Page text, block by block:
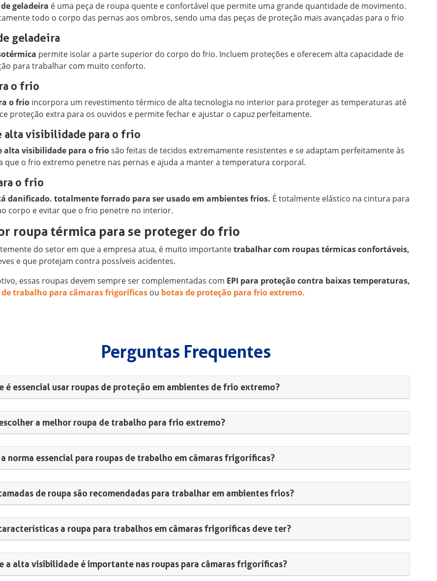
geladeira é uma peça de roupa quente e confortável que permite uma grande quantidade de movimento.
todo o corpo das pernas aos ombros, sendo uma das peças de proteção mais avançadas para o frio
geladeira
permite isolar a parte superior do corpo do frio. Incluem proteções e oferecem alta capacidade de
para trabalhar com muito conforto.
o frio
o frioincorpora um revestimento térmico de alta tecnologia no interior para proteger as temperaturas até
proteção extra para os ouvidos e permite fechar e ajustar o capuz perfeitamente.
alta visibilidade para o frio
alta visibilidade para o friosão feitas de tecidos extremamente resistentes e se adaptam perfeitamente às
que o frio extremo penetre nas pernas e ajuda a manter a temperatura corporal.
o frio
danificado. totalmente forrado para ser usado em ambientes frios. É totalmente elástico na cintura para
corpo e evitar que o frio penetre no interior.
roupa térmica para se proteger do frio
do setor em que a empresa atua, é muito importantetrabalhar com roupas térmicas confortáveis,
e que protejam contra possíveis acidentes.
essas roupas devem sempre ser complementadas com EPI para proteção contra baixas temperaturas,
trabalho para câmaras frigoríficasou botas de proteção para frio extremo.
Perguntas Frequentes
é essencial usar roupas de proteção em ambientes de frio extremo?
a melhor roupa de trabalho para frio extremo?
a norma essencial para roupas de trabalho em câmaras frigoríficas?
de roupa são recomendadas para trabalhar em ambientes frios?
a roupa para trabalhos em câmaras frigoríficas deve ter?
a alta visibilidade é importante nas roupas para câmaras frigoríficas?